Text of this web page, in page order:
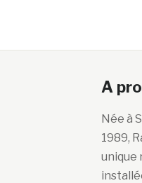
A
Née à
1989,
unique